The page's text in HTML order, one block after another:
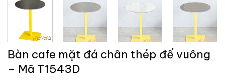
Bàn cafe mặt đá chân thép đế vuông
– Mã T1543D